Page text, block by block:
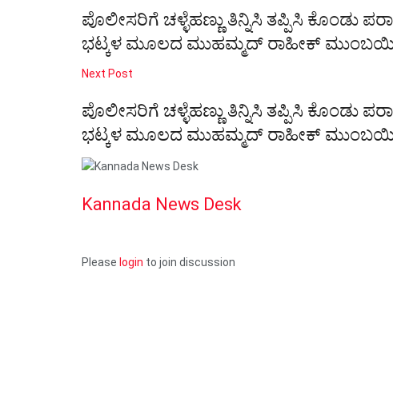
ಪೊಲೀಸರಿಗೆ ಚಳ್ಳೆಹಣ್ಣು ತಿನ್ನಿಸಿ ತಪ್ಪಿಸಿ ಕೊಂಡು
ಭಟ್ಕಳ ಮೂಲದ ಮುಹಮ್ಮದ್ ರಾಹೀಕ್
Next Post
ಪೊಲೀಸರಿಗೆ ಚಳ್ಳೆಹಣ್ಣು ತಿನ್ನಿಸಿ ತಪ್ಪಿಸಿ ಕೊಂಡು
ಭಟ್ಕಳ ಮೂಲದ ಮುಹಮ್ಮದ್ ರಾಹೀಕ್
Kannada News Desk
Please login to join discussion